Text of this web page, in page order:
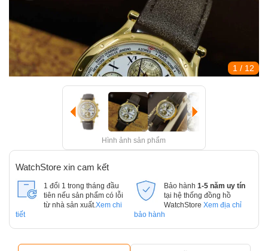
1 / 12
Hình ảnh sản phẩm
WatchStore xin cam kết
1 đổi 1 trong tháng đầu
tiên nếu sản phẩm có lỗi
từ nhà sản xuất. Xem chi
tiết
Bảo hành 1-5 năm uy tín
tại hệ thống đồng hồ
WatchStore Xem địa chỉ
bảo hành